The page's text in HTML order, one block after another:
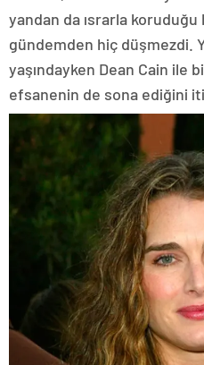
yandan da ısrarla
gündemden hiç düşmezdi.
yaşındayken Dean Cain ile
efsanenin de sona ediğini